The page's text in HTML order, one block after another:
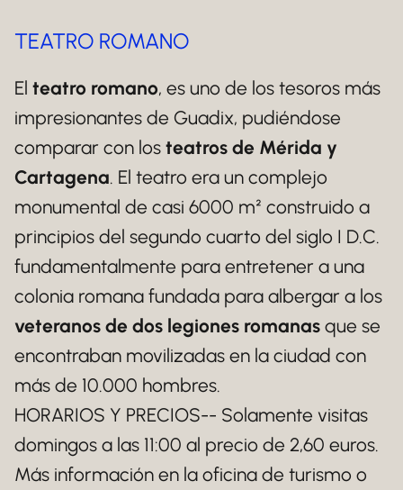
TEATRO ROMANO
El teatro romano, es uno de los tesoros más
impresionantes de Guadix, pudiéndose
comparar con los teatros de Mérida y
Cartagena. El teatro era un complejo
monumental de casi 6000 m² construido a
principios del segundo cuarto del siglo I D.C.
fundamentalmente para entretener a una
colonia romana fundada para albergar a los
veteranos de dos legiones romanas que se
encontraban movilizadas en la ciudad con
más de 10.000 hombres.
HORARIOS Y PRECIOS-- Solamente visitas
domingos a las 11:00 al precio de 2,60 euros.
Más información en la oficina de turismo o